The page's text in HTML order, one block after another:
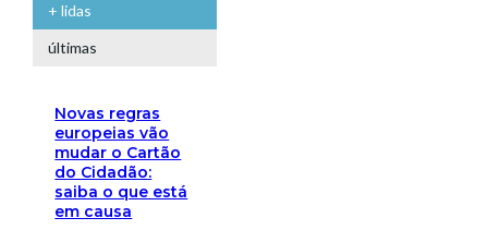
+ lidas
últimas
Novas regras
europeias vão
mudar o Cartão
do Cidadão:
saiba o que está
em causa